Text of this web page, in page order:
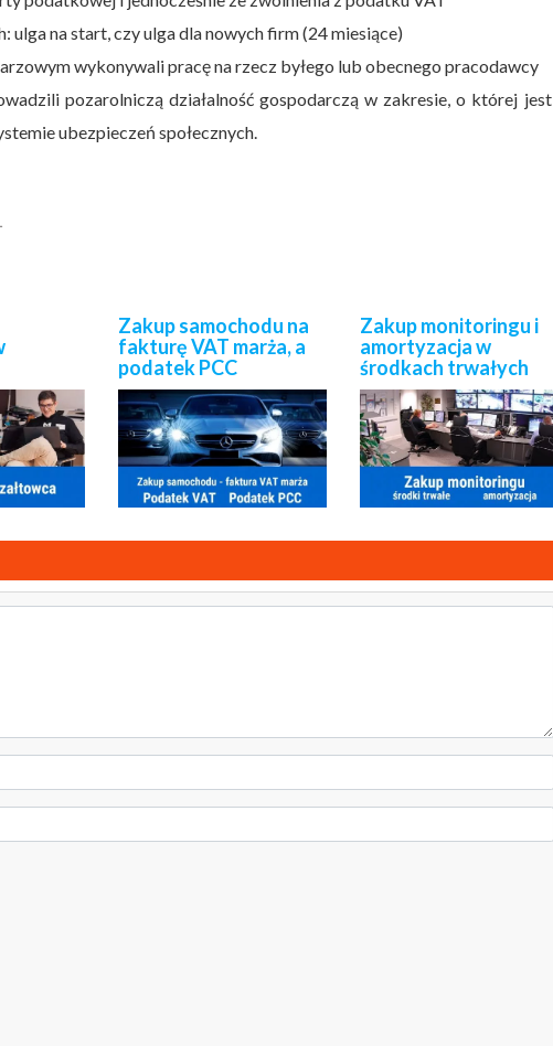
na start, czy ulga dla nowych firm (24 miesiące)
wykonywali pracę na rzecz byłego lub obecnego pracodawcy
pozarolniczą działalność gospodarczą w zakresie, o której jest
ubezpieczeń społecznych.
Zakup samochodu na
fakturę VAT marża, a
podatek PCC
Zakup monitoringu i
amortyzacja w
środkach trwałych